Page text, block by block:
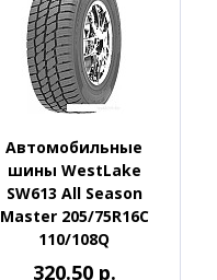
Автомобильные
шины WestLake
SW613 All Season
Master 205/75R16C
110/108Q
320.50 р.